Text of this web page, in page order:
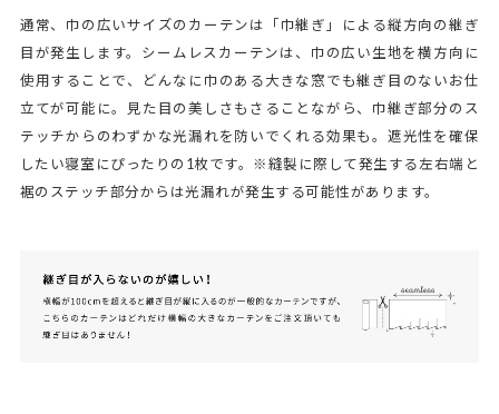
通常、巾の広いサイズのカーテンは「巾継ぎ」による縦方向の継ぎ
目が発生します。シームレスカーテンは、巾の広い生地を横方向に
使用することで、どんなに巾のある大きな窓でも継ぎ目のないお仕
立てが可能に。見た目の美しさもさることながら、巾継ぎ部分のス
テッチからのわずかな光漏れを防いでくれる効果も。遮光性を確保
したい寝室にぴったりの1枚です。※縫製に際して発生する左右端と
裾のステッチ部分からは光漏れが発生する可能性があります。